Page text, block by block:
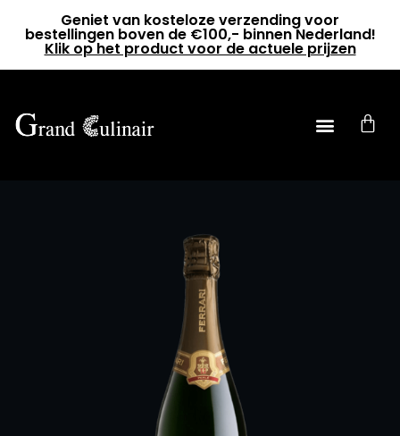
Geniet van kosteloze verzending voor
bestellingen boven de €100,- binnen Nederland!
Klik op het product voor de actuele prijzen
0